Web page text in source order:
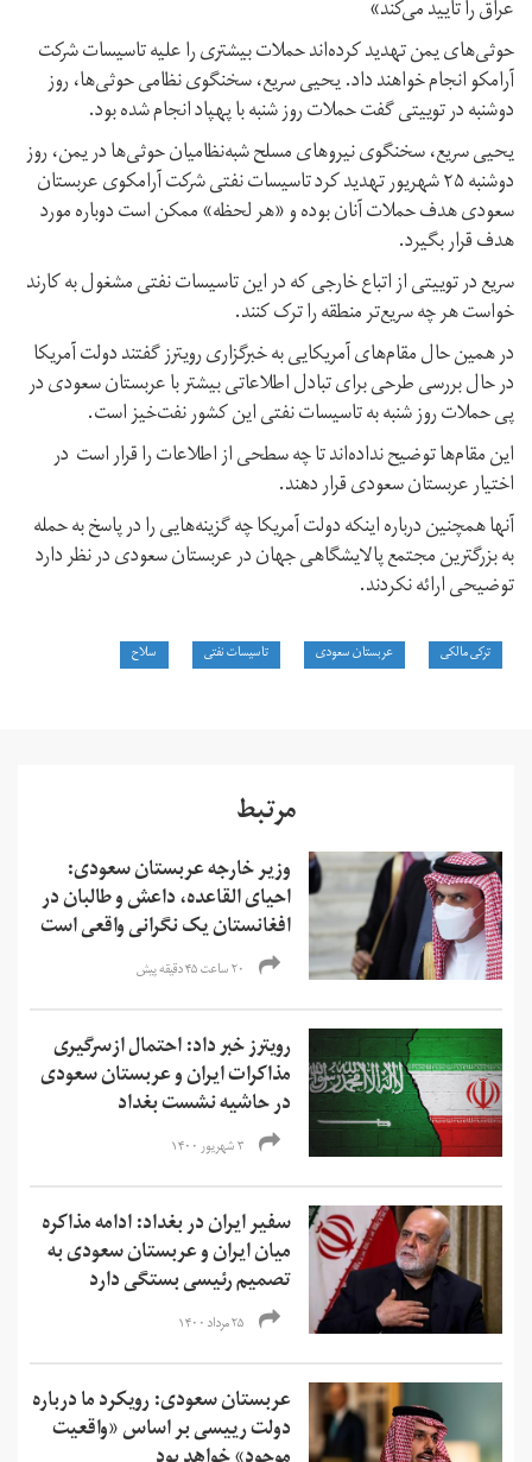
عراق را تایید می‌کند»
حوثی‌های یمن تهدید کرده‌اند حملات بیشتری را علیه تاسیسات شرکت
آرامکو انجام خواهند داد. یحیی سریع، سخنگوی نظامی حوثی‌ها، روز
دوشنبه در توییتی گفت حملات روز شنبه با پهپاد انجام شده بود.
یحیی سریع، سخنگوی نیروهای مسلح شبه‌نظامیان حوثی‌ها در یمن، روز
دوشنبه ۲۵ شهریور تهدید کرد تاسیسات نفتی شرکت آرامکوی عربستان
سعودی هدف حملات آنان بوده و «هر لحظه» ممکن است دوباره مورد
هدف قرار بگیرد.
سریع در توییتی از اتباع خارجی که در این تاسیسات نفتی مشغول به کارند
خواست هر چه سریع‌تر منطقه را ترک کنند.
در همین حال مقام‌های آمریکایی به خبرگزاری رویترز گفتند دولت آمریکا
در حال بررسی طرحی برای تبادل اطلاعاتی بیشتر با عربستان سعودی در
پی حملات روز شنبه به تاسیسات نفتی این کشور نفت‌خیز است.
این مقام‌ها توضیح نداده‌اند تا چه سطحی از اطلاعات را قرار است در
اختیار عربستان سعودی قرار دهند.
آنها همچنین درباره اینکه دولت آمریکا چه گزینه‌هایی را در پاسخ به حمله
به بزرگترین مجتمع پالایشگاهی جهان در عربستان سعودی در نظر دارد
توضیحی ارائه نکردند.
ترکی مالکی عربستان سعودی تاسیسات نفتی سلاح
مرتبط
وزیر خارجه عربستان سعودی:
احیای القاعده،‌ داعش و طالبان در
افغانستان یک نگرانی واقعی است
۲۰ ساعت ۴۵ دقیقه پیش
رویترز خبر داد: احتمال ازسرگیری
مذاکرات ایران و عربستان سعودی
در حاشیه نشست بغداد
۳ شهریور ۱۴۰۰
سفیر ایران در بغداد: ادامه مذاکره
میان ایران و عربستان سعودی به
تصمیم رئيسی بستگی دارد
۲۵ مرداد ۱۴۰۰
عربستان سعودی: رویکرد ما درباره
دولت رییسی بر اساس «واقعیت